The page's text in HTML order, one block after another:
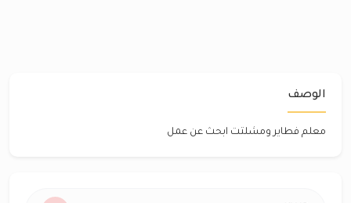
الوصف
معلم فطاير ومشلتت ابحث عن عمل